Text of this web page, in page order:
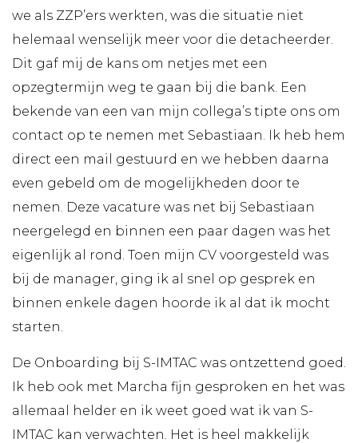
we als ZZP’ers werkten, was die situatie niet
helemaal wenselijk meer voor die detacheerder.
Dit gaf mij de kans om netjes met een
opzegtermijn weg te gaan bij die bank. Een
bekende van een van mijn collega’s tipte ons om
contact op te nemen met Sebastiaan. Ik heb hem
direct een mail gestuurd en we hebben daarna
even gebeld om de mogelijkheden door te
nemen. Deze vacature was net bij Sebastiaan
neergelegd en binnen een paar dagen was het
eigenlijk al rond. Toen mijn CV voorgesteld was
bij de manager, ging ik al snel op gesprek en
binnen enkele dagen hoorde ik al dat ik mocht
starten.
De Onboarding bij S-IMTAC was ontzettend goed.
Ik heb ook met Marcha fijn gesproken en het was
allemaal helder en ik weet goed wat ik van S-
IMTAC kan verwachten. Het is heel makkelijk